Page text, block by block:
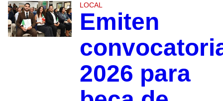
LOCAL
Emiten
2026 para